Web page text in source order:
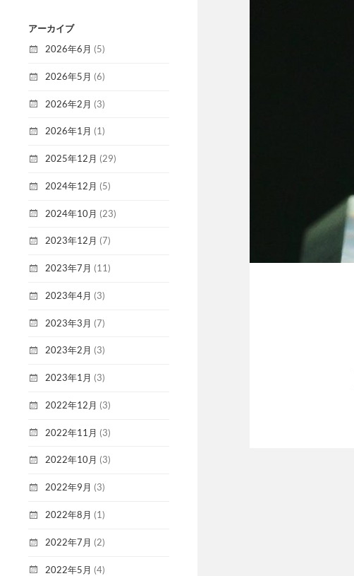
アーカイブ
2026年6月 (5)
2026年5月 (6)
2026年2月 (3)
2026年1月 (1)
2025年12月 (29)
2024年12月 (5)
2024年10月 (23)
2023年12月 (7)
2023年7月 (11)
2023年4月 (3)
2023年3月 (7)
2023年2月 (3)
2023年1月 (3)
2022年12月 (3)
2022年11月 (3)
2022年10月 (3)
2022年9月 (3)
2022年8月 (1)
2022年7月 (2)
2022年5月 (4)